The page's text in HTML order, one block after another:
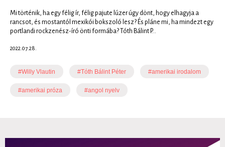
Mi történik, ha egy félig ír, félig pajute lúzer úgy dönt, hogy elhagyja a
rancsot, és mostantól mexikói bokszoló lesz? És pláne mi, ha mindezt egy
portlandi rockzenész-író önti formába? Tóth Bálint P...
2022.07.28.
#Willy Vlautin #Tóth Bálint Péter #amerikai irodalom
#amerikai próza #angol nyelv